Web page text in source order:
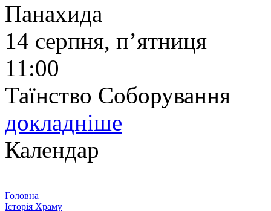
Панахида
14 серпня, п’ятниця
11:00
Таїнство Соборування
докладніше
Календар
Головна
Історія Храму